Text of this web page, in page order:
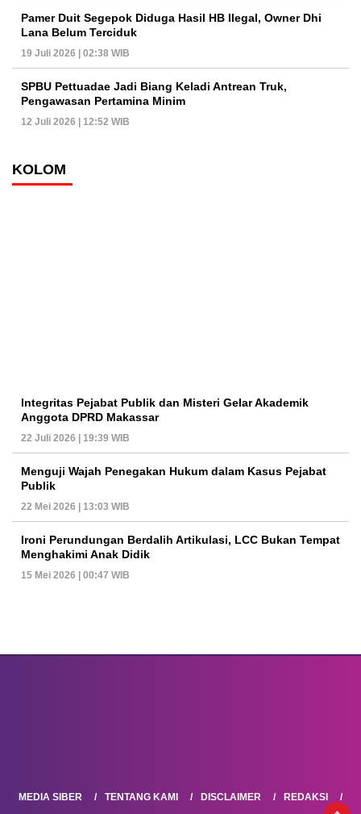
Pamer Duit Segepok Diduga Hasil HB Ilegal, Owner Dhi
Lana Belum Terciduk
19 Juli 2026 | 02:38 WIB
SPBU Pettuadae Jadi Biang Keladi Antrean Truk,
Pengawasan Pertamina Minim
12 Juli 2026 | 12:52 WIB
KOLOM
Integritas Pejabat Publik dan Misteri Gelar Akademik
Anggota DPRD Makassar
22 Juli 2026 | 19:39 WIB
Menguji Wajah Penegakan Hukum dalam Kasus Pejabat
Publik
22 Mei 2026 | 13:03 WIB
Ironi Perundungan Berdalih Artikulasi, LCC Bukan Tempat
Menghakimi Anak Didik
15 Mei 2026 | 00:47 WIB
MEDIA SIBER TENTANG KAMI DISCLAIMER REDAKSI